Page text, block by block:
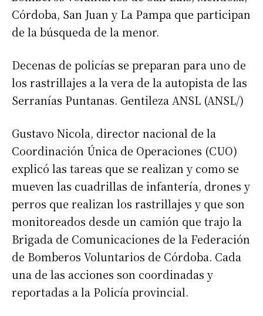
Córdoba, San Juan y La Pampa que participan
de la búsqueda de la menor.
Decenas de policías se preparan para uno de
los rastrillajes a la vera de la autopista de las
Serranías Puntanas. Gentileza ANSL (ANSL/)
Gustavo Nicola, director nacional de la
Coordinación Única de Operaciones (CUO)
explicó las tareas que se realizan y como se
mueven las cuadrillas de infantería, drones y
perros que realizan los rastrillajes y que son
monitoreados desde un camión que trajo la
Brigada de Comunicaciones de la Federación
de Bomberos Voluntarios de Córdoba. Cada
una de las acciones son coordinadas y
reportadas a la Policía provincial.